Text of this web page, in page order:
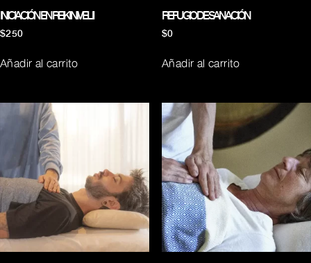
INICIACIÓN EN REIKI NIVEL II
$250
Añadir al carrito
REFUGIO DE SANACIÓN
$0
Añadir al carrito